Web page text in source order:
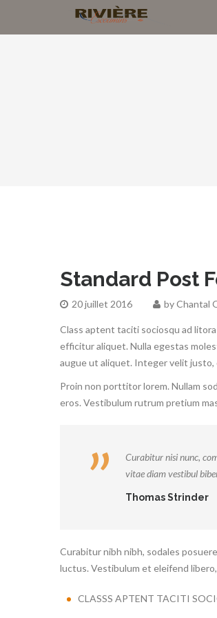
Standard Post
20 juillet 2016 byChantal
Class aptent taciti sociosqu ad
efficitur aliquet. Nulla egestas
augue ut aliquet. Integer velit
Proin non porttitor lorem. Nullam
eros. Vestibulum rutrum pretium
Curabitur nisi nunc,
vitae diam vestibul
Thomas Strinder
Curabitur nibh nibh, sodales
luctus. Vestibulum et eleifend
CLASSS APTENT TACITI